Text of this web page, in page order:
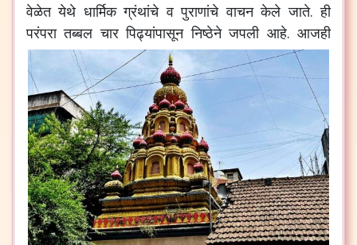
वेळेत येथे धार्मिक ग्रंथांचे व पुराणांचे वाचन केले जाते. ही
परंपरा तब्बल चार पिढ्यांपासून निष्ठेने जपली आहे. आजही